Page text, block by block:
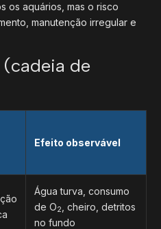
os aquários, mas o risco
manutenção irregular e
de
Efeito observável
Água turva, consumo
de O2
, cheiro, detritos
no fundo